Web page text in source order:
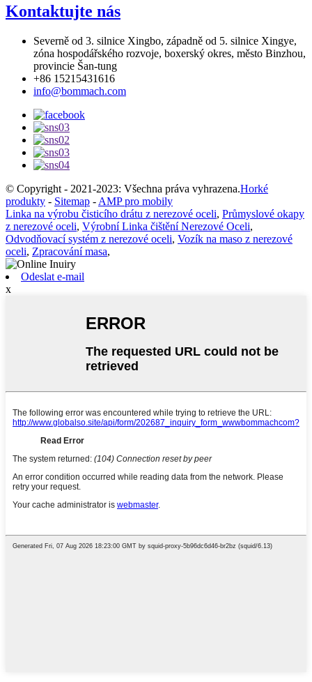
Kontaktujte nás
Severně od 3. silnice Xingbo, západně od 5. silnice Xingye,
zóna hospodářského rozvoje, boxerský okres, město Binzhou,
provincie Šan-tung
+86 15215431616
info@bommach.com
© Copyright - 2021-2023: Všechna práva vyhrazena.Horké
produkty - Sitemap - AMP pro mobily
Linka na výrobu čisticího drátu z nerezové oceli, Průmyslové okapy
z nerezové oceli, Výrobní Linka čištění Nerezové Oceli,
Odvodňovací systém z nerezové oceli, Vozík na maso z nerezové
oceli, Zpracování masa,
Odeslat e-mail
x